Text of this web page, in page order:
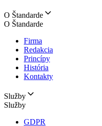
O Štandarde
O Štandarde
Firma
Redakcia
Princípy
História
Kontakty
Služby
Služby
GDPR